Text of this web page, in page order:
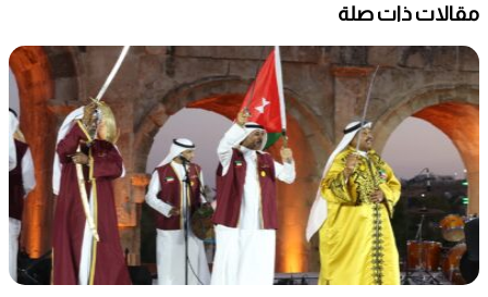
مقالات ذات صلة